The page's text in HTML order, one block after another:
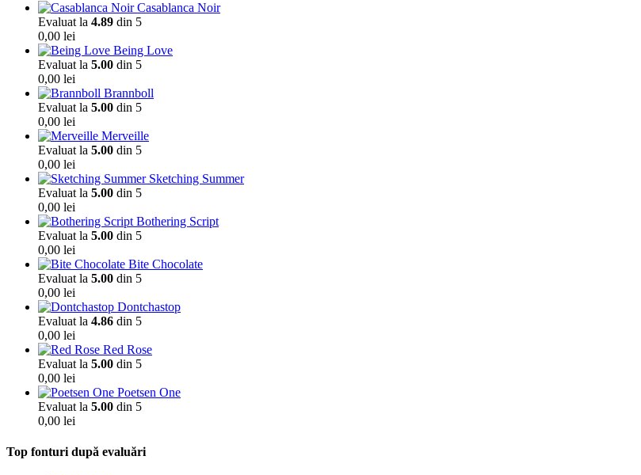
Casablanca Noir
Evaluat la 4.89 din 5
0,00 lei
Being Love
Evaluat la 5.00 din 5
0,00 lei
Brannboll
Evaluat la 5.00 din 5
0,00 lei
Merveille
Evaluat la 5.00 din 5
0,00 lei
Sketching Summer
Evaluat la 5.00 din 5
0,00 lei
Bothering Script
Evaluat la 5.00 din 5
0,00 lei
Bite Chocolate
Evaluat la 5.00 din 5
0,00 lei
Dontchastop
Evaluat la 4.86 din 5
0,00 lei
Red Rose
Evaluat la 5.00 din 5
0,00 lei
Poetsen One
Evaluat la 5.00 din 5
0,00 lei
Top fonturi după evaluări